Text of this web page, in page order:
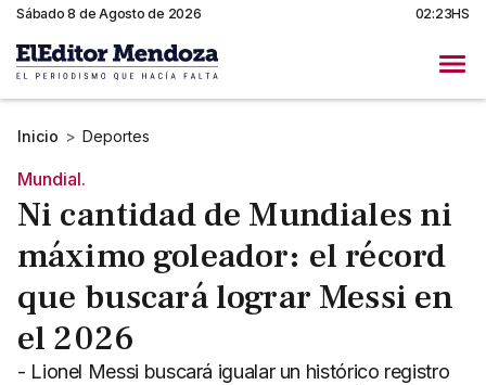
Sábado 8 de Agosto de 2026 02:23HS
Inicio > Deportes
Mundial.
Ni cantidad de Mundiales ni
máximo goleador: el récord
que buscará lograr Messi en
el 2026
- Lionel Messi buscará igualar un histórico registro